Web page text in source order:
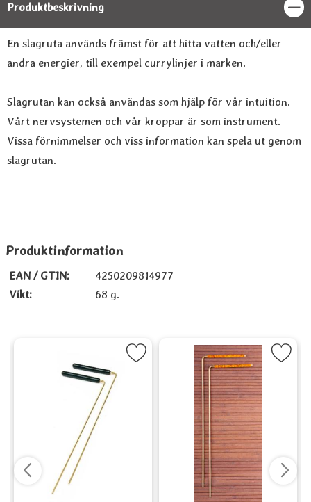
Produktbeskrivning
Produktbeskrivning
En slagruta används främst för att hitta vatten och/eller
andra energier, till exempel currylinjer i marken.
Slagrutan kan också användas som hjälp för vår intuition.
Vårt nervsystemen och vår kroppar är som instrument.
Vissa förnimmelser och viss information kan spela ut genom
slagrutan.
Produktinformation
EAN / GTIN:
4250209814977
Vikt:
68 g.
Markera Pekare - 38 cm som favoritMarkera Pekare - 34